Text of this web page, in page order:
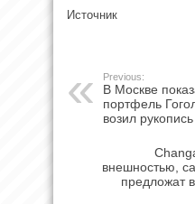
Источник
Previous:
В Москве
портфель
возил
внешностью,
предложат